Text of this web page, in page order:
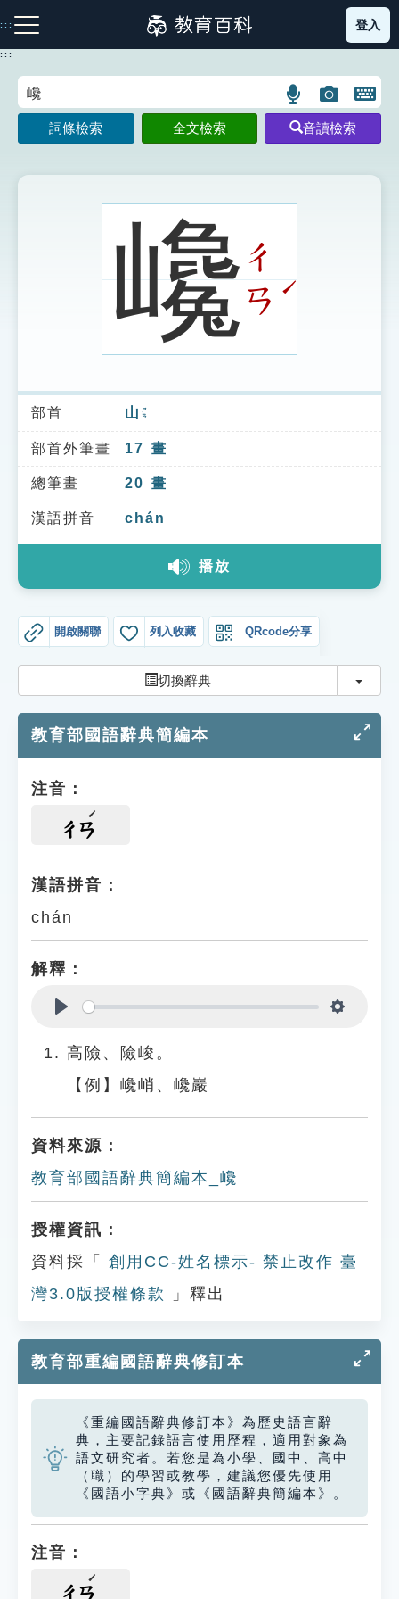
到
主
:::
注音索引圖示 筆畫索引圖示 部首索引表圖示
索引選單
知識索引
單字索引
生命大百科索引
教學應用
貓頭鷹博士
登入
:::
語
言
搜
示
圖
片
搜
開
鍵
圖
詞條檢索 全文檢索 音讀檢索
巉ㄔ
ㄢˊ
部首 山 ㄕㄢ
部首外筆畫 17 畫
總筆畫 20 畫
漢語拼音 chán
播放
開啟關聯 列入收藏 QRcode分享
切換辭典 切換
教育部國語辭典簡編本
注音：
ㄔㄢ
漢語拼音：
chán
解釋：
高險、險峻。
【例】巉峭、巉巖
資料來源：
教育部國語辭典簡編本_巉
授權資訊：
資料採「
創用CC-姓名標示- 禁止改作 臺
灣3.0版授權條款
」釋出
教育部重編國語辭典修訂本
《重編國語辭典修訂本》為歷史語言辭
典，主要記錄語言使用歷程，適用對象為
語文研究者。若您是為小學、國中、高中
（職）的學習或教學，建議您優先使用
《國語小字典》或《國語辭典簡編本》。
注音：
ㄔㄢ